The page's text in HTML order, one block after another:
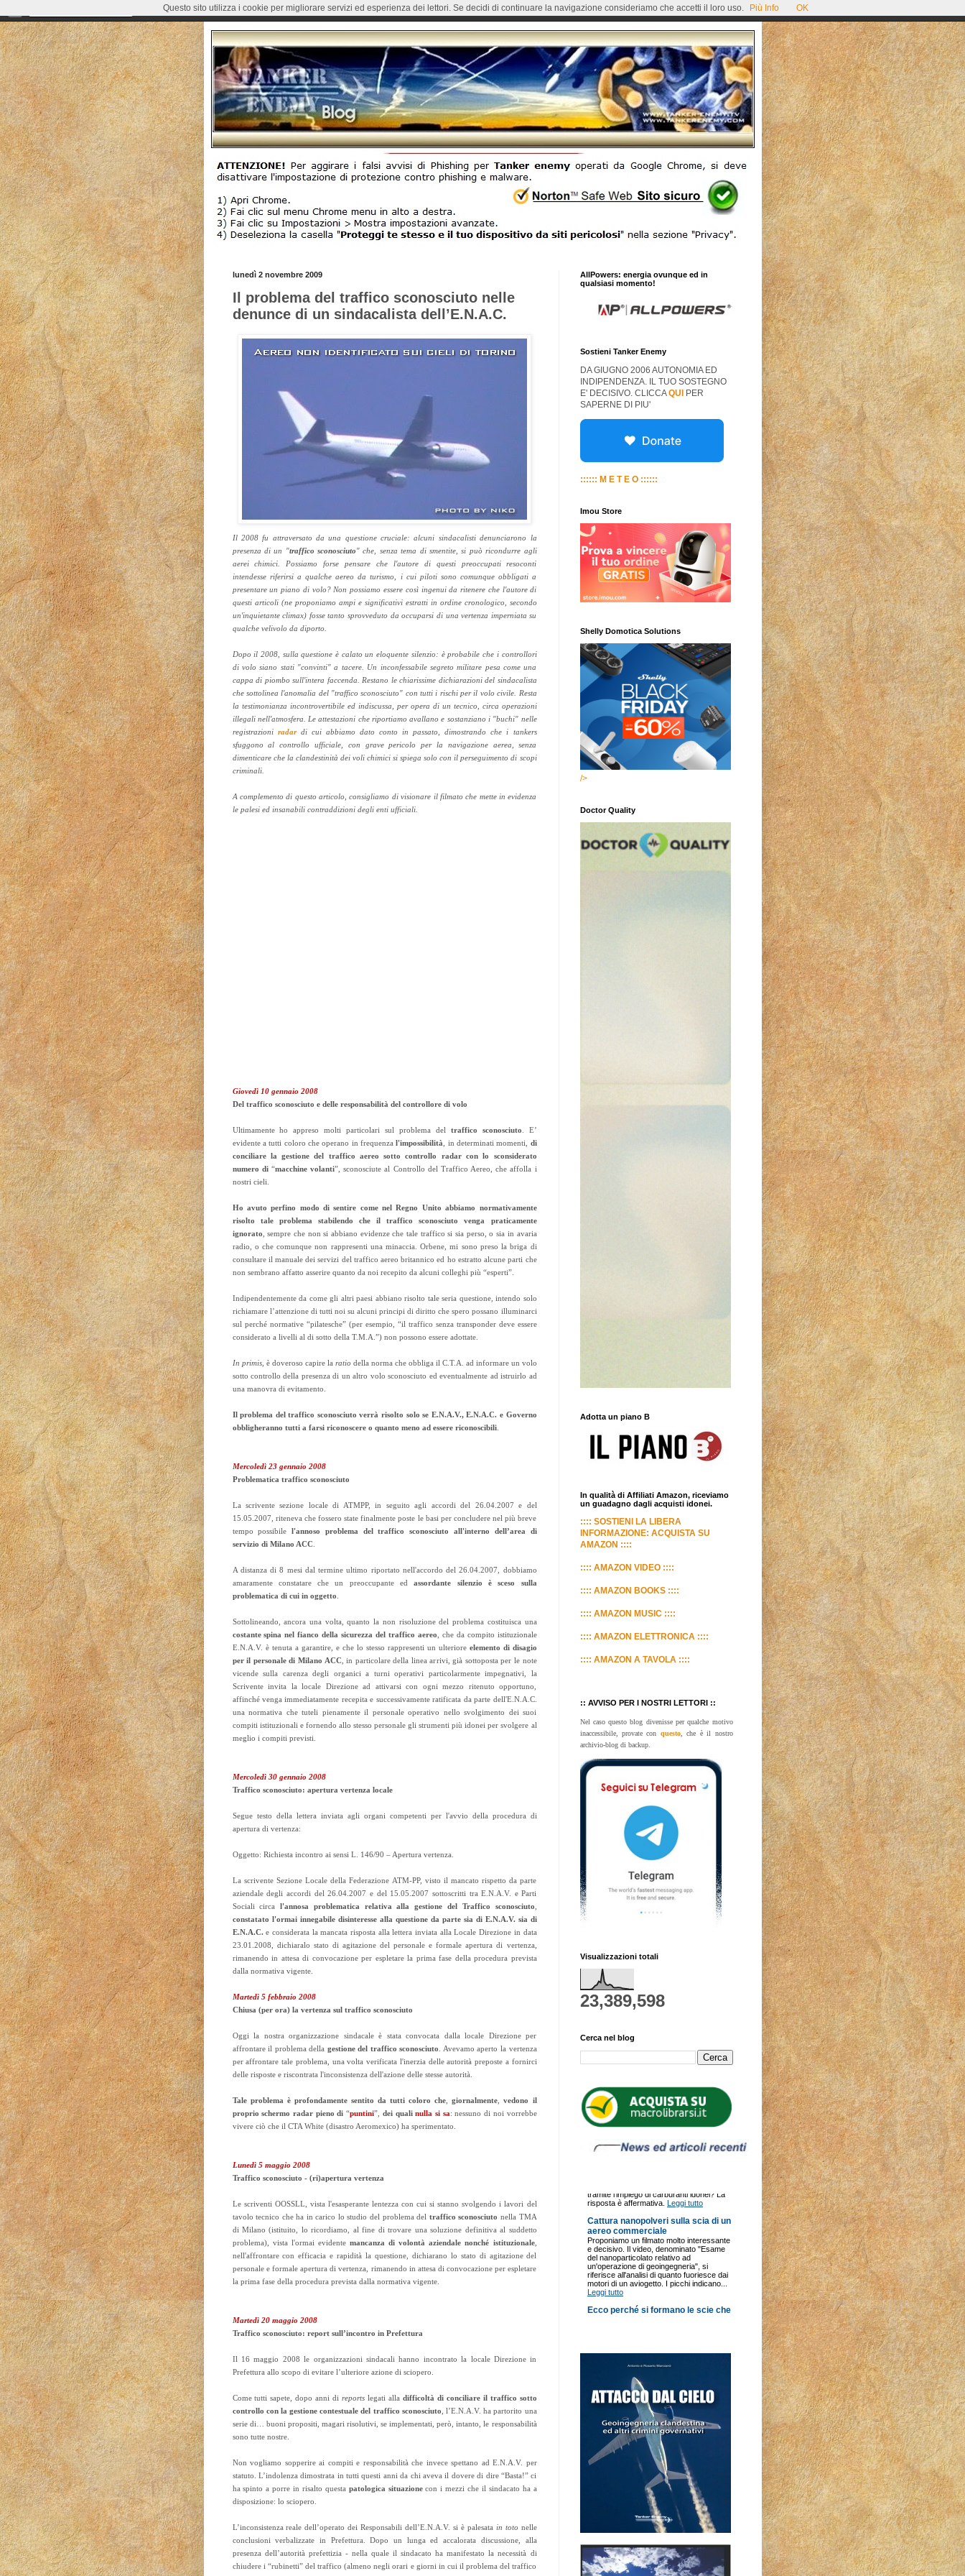
lunedì 2 novembre 2009
Il problema del traffico sconosciuto nelle
denunce di un sindacalista dell’E.N.A.C.
Il 2008 fu attraversato da una questione cruciale: alcuni sindacalisti denunciarono la
presenza di un "traffico sconosciuto" che, senza tema di smentite, si può ricondurre agli
aerei chimici. Possiamo forse pensare che l'autore di questi preoccupati resoconti
intendesse riferirsi a qualche aereo da turismo, i cui piloti sono comunque obbligati a
presentare un piano di volo? Non possiamo essere così ingenui da ritenere che l'autore di
questi articoli (ne proponiamo ampi e significativi estratti in ordine cronologico, secondo
un'inquietante climax) fosse tanto sprovveduto da occuparsi di una vertenza imperniata su
qualche velivolo da diporto.
Dopo il 2008, sulla questione è calato un eloquente silenzio: è probabile che i controllori
di volo siano stati "convinti" a tacere. Un inconfessabile segreto militare pesa come una
cappa di piombo sull'intera faccenda. Restano le chiarissime dichiarazioni del sindacalista
che sottolinea l'anomalia del "traffico sconosciuto" con tutti i rischi per il volo civile. Resta
la testimonianza incontrovertibile ed indiscussa, per opera di un tecnico, circa operazioni
illegali nell'atmosfera. Le attestazioni che riportiamo avallano e sostanziano i "buchi" nelle
registrazioni radardi cui abbiamo dato conto in passato, dimostrando che i tankers
sfuggono al controllo ufficiale, con grave pericolo per la navigazione aerea, senza
dimenticare che la clandestinità dei voli chimici si spiega solo con il perseguimento di scopi
criminali.
A complemento di questo articolo, consigliamo di visionare il filmato che mette in evidenza
le palesi ed insanabili contraddizioni degli enti ufficiali.
Giovedì 10 gennaio 2008
Del traffico sconosciuto e delle responsabilità del controllore di volo
Ultimamente ho appreso molti particolari sul problema del traffico sconosciuto . E’
evidente a tutti coloro che operano in frequenzal'impossibilità , in determinati momenti, di
conciliare la gestione del traffico aereo sotto controllo radar con lo
sconsiderato
numero di “macchine volanti”, sconosciute al Controllo del Traffico Aereo, che affolla i
nostri cieli.
Ho avuto perfino modo di sentire come nel Regno Unito abbiamo normativamente
risolto tale problema stabilendo che il traffico sconosciuto venga praticamente
ignorato , sempre che non si abbiano evidenze che tale traffico si sia perso, o sia in avaria
radio, o che comunque non rappresenti una minaccia. Orbene, mi sono preso la briga di
consultare il manuale dei servizi del traffico aereo britannico ed ho estratto alcune parti che
non sembrano affatto asserire quanto da noi recepito da alcuni colleghi più “esperti”.
Indipendentemente da come gli altri paesi abbiano risolto tale seria questione, intendo solo
richiamare l’attenzione di tutti noi su alcuni principi di diritto che spero possano illuminarci
sul perché normative “pilatesche” (per esempio, “il traffico senza transponder deve essere
considerato a livelli al di sotto della T.M.A.”) non possono essere adottate.
In primis, è doveroso capire la ratio della norma che obbliga il C.T.A. ad informare un volo
sotto controllo della presenza di un altro volo sconosciuto ed eventualmente ad istruirlo ad
una manovra di evitamento.
Il problema del traffico sconosciuto verrà risolto solo se E.N.A.V., E.N.A.C. e Governo
obbligheranno tutti a farsi riconoscere o quanto meno ad essere riconoscibili.
Mercoledì 23 gennaio 2008
Problematica traffico sconosciuto
La scrivente sezione locale di ATMPP, in seguito agli accordi del 26.04.2007 e del
15.05.2007, riteneva che fossero state finalmente poste le basi per concludere nel più breve
tempo possibilel'annoso problema del traffico sconosciuto all'interno dell’area di
servizio di Milano ACC
A distanza di 8 mesi dal termine ultimo riportato nell'accordo del 26.04.2007, dobbiamo
amaramente constatare che un preoccupante edassordante silenzio è sceso sulla
problematica di cui in oggetto
Sottolineando, ancora una volta, quanto la non risoluzione del problema costituisca una
costante spina nel fianco della sicurezza del traffico aereo , che da compito istituzionale
E.N.A.V. è tenuta a garantire, e che lo stesso rappresenti un ulteriore elemento di disagio
per il personale di Milano ACC , in particolare della linea arrivi, già sottoposta per le note
vicende sulla carenza degli organici a turni operativi particolarmente impegnativi, la
Scrivente invita la locale Direzione ad attivarsi con ogni mezzo ritenuto opportuno,
affinché venga immediatamente recepita e successivamente ratificata da parte dell'E.N.A.C.
una normativa che tuteli pienamente il personale operativo nello svolgimento dei suoi
compiti istituzionali e fornendo allo stesso personale gli strumenti più idonei per svolgere al
meglio i compiti previsti.
Mercoledì 30 gennaio 2008
Traffico sconosciuto: apertura vertenza locale
Segue testo della lettera inviata agli organi competenti per l'avvio della procedura di
apertura di vertenza:
Oggetto: Richiesta incontro ai sensi L. 146/90 – Apertura vertenza.
La scrivente Sezione Locale della Federazione ATM-PP, visto il mancato rispetto da parte
aziendale degli accordi del 26.04.2007 e del 15.05.2007 sottoscritti tra E.N.A.V. e Parti
Sociali circal'annosa problematica relativa alla gestione del Traffico sconosciuto
constatato l'ormai innegabile disinteresse alla questione da parte sia di E.N.A.V. sia di
E.N.A.C. e considerata la mancata risposta alla lettera inviata alla Locale Direzione in data
23.01.2008, dichiaralo stato di agitazione del personale e formale apertura di vertenza,
rimanendo in attesa di convocazione per espletare la prima fase della procedura prevista
dalla normativa vigente.
Martedì 5 febbraio 2008
Chiusa (per ora) la vertenza sul traffico sconosciuto
Oggi la nostra organizzazione sindacale è stata convocata dalla locale Direzione per
affrontare il problema della gestione del traffico sconosciuto
. Avevamo aperto la vertenza
per affrontare tale problema, una volta verificata l'inerzia delle autorità preposte a fornirci
delle risposte e riscontrata l'inconsistenza dell'azione delle stesse autorità.
Tale problema è profondamente sentito da tutti coloro che ,giornalmente ,vedono il
proprio schermo radar pieno di “puntini”, dei qualinulla si sa: nessuno di noi vorrebbe
vivere ciò che il CTA White (disastro Aeromexico) ha sperimentato.
Lunedì 5 maggio 2008
Traffico sconosciuto - (ri)apertura vertenza
Le scriventi OOSSLL, vista l'esasperante lentezza con cui si stanno svolgendo i lavori del
tavolo tecnico che ha in carico lo studio del problema del traffico sconosciuto nella TMA
di Milano (istituito, lo ricordiamo, al fine di trovare una soluzione definitiva al suddetto
problema), vista l'ormai evidente mancanza di volontà aziendale nonché istituzionale,
nell'affrontare con efficacia e rapidità la questione, dichiarano lo stato di agitazione del
personale e formale apertura di vertenza, rimanendo in attesa di convocazione per espletare
la prima fase della procedura prevista dalla normativa vigente.
Martedì 20 maggio 2008
Traffico sconosciuto: report sull’incontro in Prefettura
Il 16 maggio 2008 le organizzazioni sindacali hanno incontrato la locale Direzione in
Prefettura allo scopo di evitare l’ulteriore azione di sciopero.
Come tutti sapete, dopo anni direports legati alla difficoltà di conciliare il traffico sotto
controllo con la gestione contestuale del traffico sconosciuto , l’E.N.A.V. ha partorito una
serie di… buoni propositi, magari risolutivi, se implementati, però, intanto, le responsabilità
sono tutte nostre.
Non vogliamo sopperire ai compiti e responsabilità che invece spettano ad E.N.A.V. per
statuto. L’indolenza dimostrata in tutti questi anni da chi aveva il dovere di dire “Basta!” ci
ha spinto a porre in risalto questa patologica situazionecon i mezzi che il sindacato ha a
disposizione: lo sciopero.
L’inconsistenza reale dell’operato dei Responsabili dell’E.N.A.V. si è palesata in toto nelle
conclusioni verbalizzate in Prefettura. Dopo un lunga ed accalorata discussione, alla
presenza dell’autorità prefettizia - nella quale il sindacato ha manifestato la necessità di
chiudere i “rubinetti” del traffico (almeno negli orari e giorni in cui il problema del traffico
AllPowers: energia ovunque ed in
qualsiasi momento!
Sostieni Tanker Enemy
DA GIUGNO 2006 AUTONOMIA ED
INDIPENDENZA. IL TUO SOSTEGNO
E' DECISIVO. CLICCAQUI
PER
SAPERNE DI PIU'
:::::: M E T E O ::::::
Imou Store
Shelly Domotica Solutions
/>
Doctor Quality
Adotta un piano B
In qualità di Affiliati Amazon, riceviamo
un guadagno dagli acquisti idonei.
:::: SOSTIENI LA LIBERA
INFORMAZIONE: ACQUISTA SU
AMAZON ::::
:::: AMAZON VIDEO ::::
:::: AMAZON BOOKS ::::
:::: AMAZON MUSIC ::::
:::: AMAZON ELETTRONICA ::::
:::: AMAZON A TAVOLA ::::
:: AVVISO PER I NOSTRI LETTORI ::
Nel caso questo blog divenisse per qualche motivo
inaccessibile, provate con questo, che è il nostro
archivio-blog di backup.
Visualizzazioni totali
23,389,598
Cerca nel blog
Questo sito utilizza i cookie per migliorare servizi ed esperienza dei lettori. Se decidi di continuare la navigazione consideriamo che accetti il loro uso. Più Info OK